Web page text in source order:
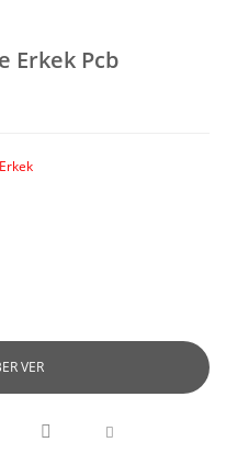
Erkek Pcb
VER